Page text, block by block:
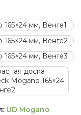
UD Mogano